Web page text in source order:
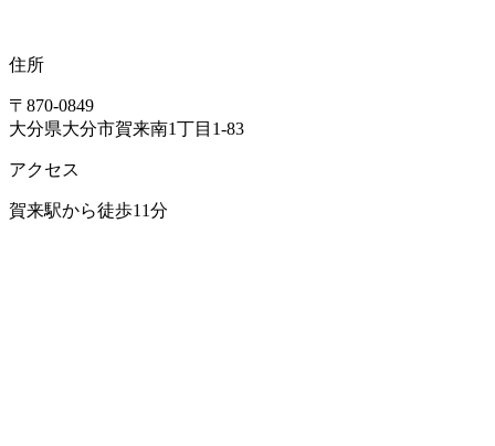
住所
〒870-0849
大分県大分市賀来南1丁目1-83
アクセス
賀来駅から徒歩11分